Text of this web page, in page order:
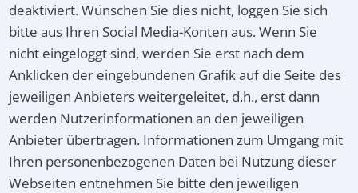
deaktiviert. Wünschen Sie dies nicht, loggen Sie sich
bitte aus Ihren Social Media-Konten aus. Wenn Sie
nicht eingeloggt sind, werden Sie erst nach dem
Anklicken der eingebundenen Grafik auf die Seite des
jeweiligen Anbieters weitergeleitet, d.h., erst dann
werden Nutzerinformationen an den jeweiligen
Anbieter übertragen. Informationen zum Umgang mit
Ihren personenbezogenen Daten bei Nutzung dieser
Webseiten entnehmen Sie bitte den jeweiligen